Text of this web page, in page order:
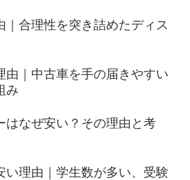
｜合理性を突き詰めたディス
由｜中古車を手の届きやすい
み
はなぜ安い？その理由と考
い理由｜学生数が多い、受験